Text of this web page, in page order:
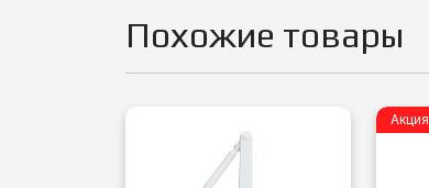
Похожие товары
Акция